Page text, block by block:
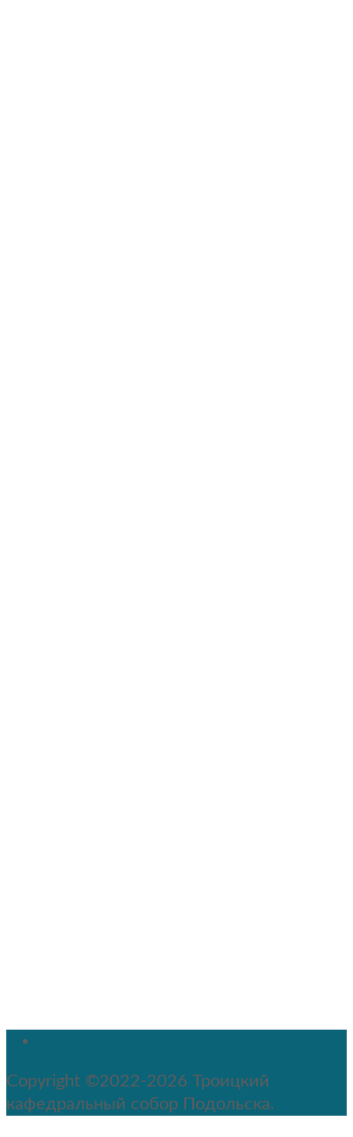
Copyright ©2022-2026 Троицкий
кафедральный собор Подольска.